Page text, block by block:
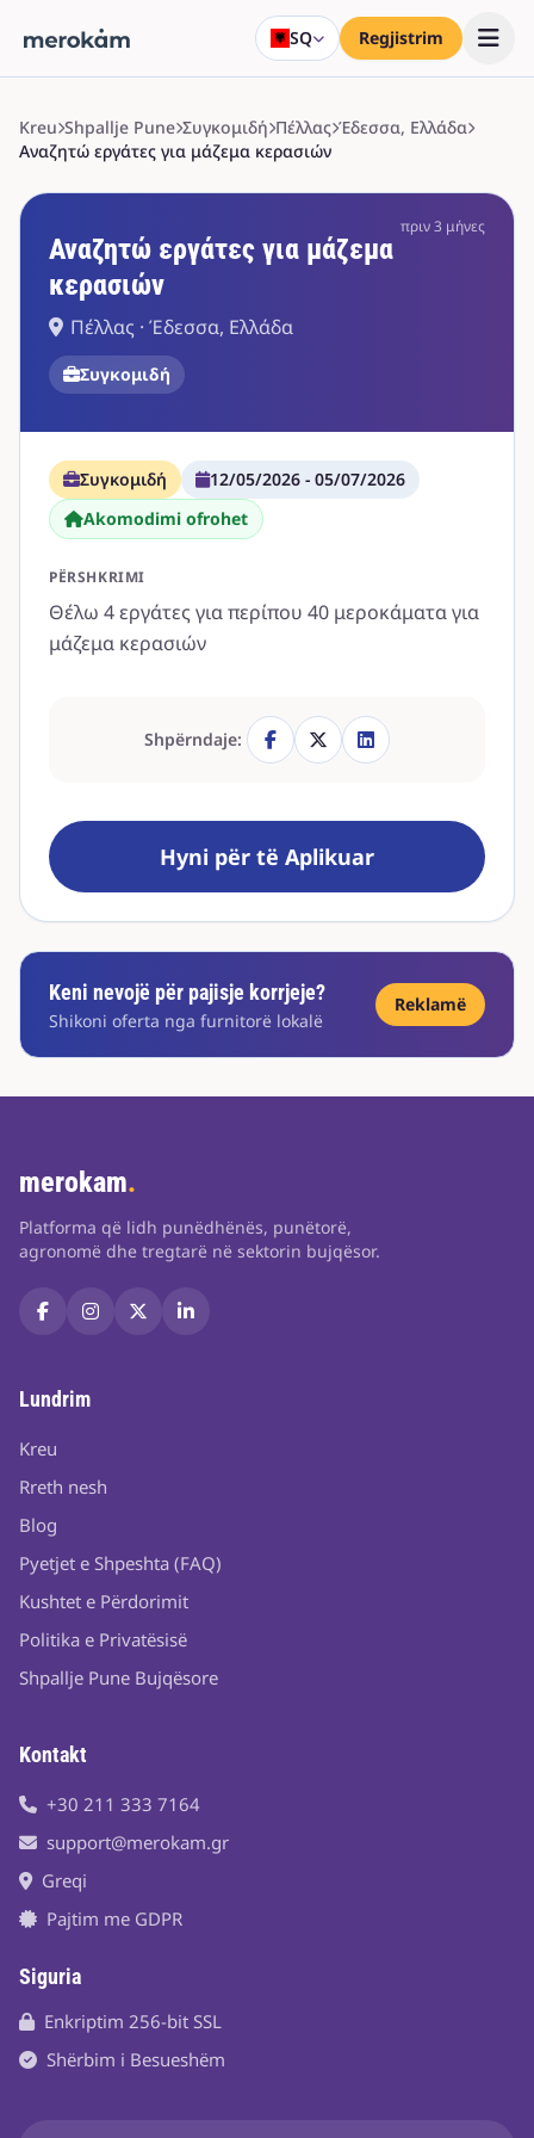
SQ Regjistrim
Kreu Shpallje Pune Συγκομιδή Πέλλας Έδεσσα, Ελλάδα
Αναζητώ εργάτες για μάζεμα κερασιών
πριν 3 μήνες
Αναζητώ εργάτες για μάζεμα
κερασιών
Πέλλας · Έδεσσα, Ελλάδα
Συγκομιδή
Συγκομιδή
12/05/2026 - 05/07/2026
Akomodimi ofrohet
PËRSHKRIMI
Θέλω 4 εργάτες για περίπου 40 μεροκάματα για
μάζεμα κερασιών
Shpërndaje:
Hyni për të Aplikuar
Keni nevojë për pajisje korrjeje?
Shikoni oferta nga furnitorë lokalë
Reklamë
merokam.
Platforma që lidh punëdhënës, punëtorë,
agronomë dhe tregtarë në sektorin bujqësor.
Lundrim
Kreu
Rreth nesh
Blog
Pyetjet e Shpeshta (FAQ)
Kushtet e Përdorimit
Politika e Privatësisë
Shpallje Pune Bujqësore
Kontakt
+30 211 333 7164
support@merokam.gr
Greqi
Pajtim me GDPR
Siguria
Enkriptim 256-bit SSL
Shërbim i Besueshëm